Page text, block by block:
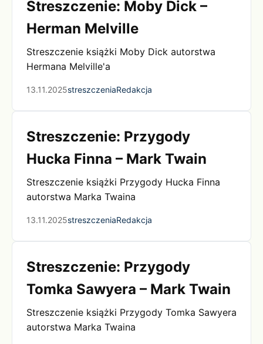
Streszczenie: Moby Dick –
Herman Melville
Streszczenie książki Moby Dick autorstwa
Hermana Melville'a
13.11.2025streszczeniaRedakcja
Streszczenie: Przygody
Hucka Finna – Mark Twain
Streszczenie książki Przygody Hucka Finna
autorstwa Marka Twaina
13.11.2025streszczeniaRedakcja
Streszczenie: Przygody
Tomka Sawyera – Mark Twain
Streszczenie książki Przygody Tomka Sawyera
autorstwa Marka Twaina